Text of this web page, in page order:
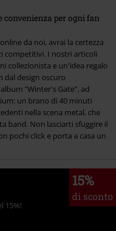
per ogni fan
da noi, avrai la certezza
competitivi. I nostri articoli
collezionista e un'idea regalo
dal design oscuro
"Winter's Gate", ad
un brano di 40 minuti
nella scena metal, che
band. Non lasciarti sfuggire il
pochi click e porta a casa un
15%
di sconto
15%!